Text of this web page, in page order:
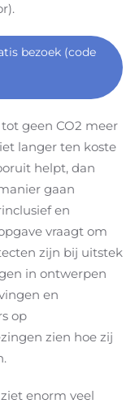
bezoek (code
geen CO2 meer
langer ten koste
helpt, dan
gaan
en
vraagt om
zijn bij uitstek
in ontwerpen
en
op
zien hoe zij
enorm veel